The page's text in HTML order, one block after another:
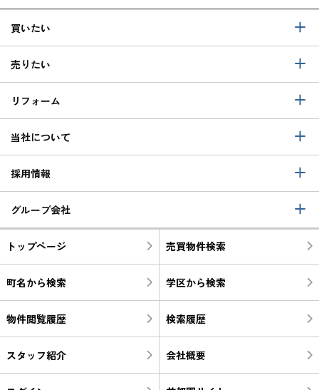
買いたい
売りたい
リフォーム
当社について
採用情報
グループ会社
トップページ 売買物件検索
町名から検索 学区から検索
物件閲覧履歴 検索履歴
スタッフ紹介 会社概要